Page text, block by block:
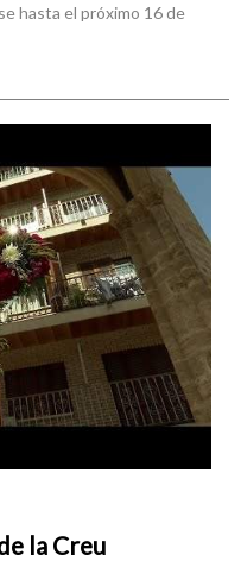
hasta el próximo 16 de
la Creu